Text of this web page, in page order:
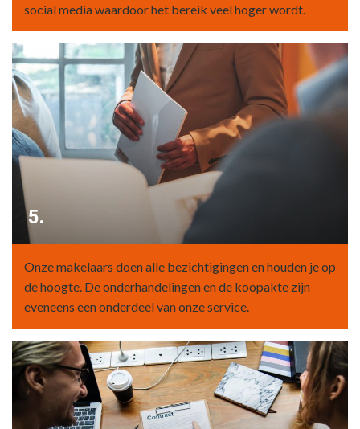
social media waardoor het bereik veel hoger wordt.
5.
Onze makelaars doen alle bezichtigingen en houden je op
de hoogte. De onderhandelingen en de koopakte zijn
eveneens een onderdeel van onze service.